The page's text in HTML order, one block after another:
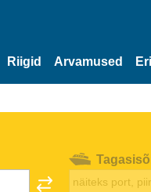
Riigid Arvamused